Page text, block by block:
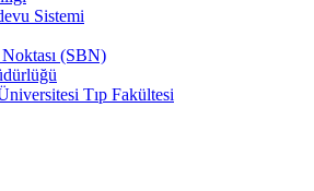
Sistemi
(SBN)
Tıp Fakültesi